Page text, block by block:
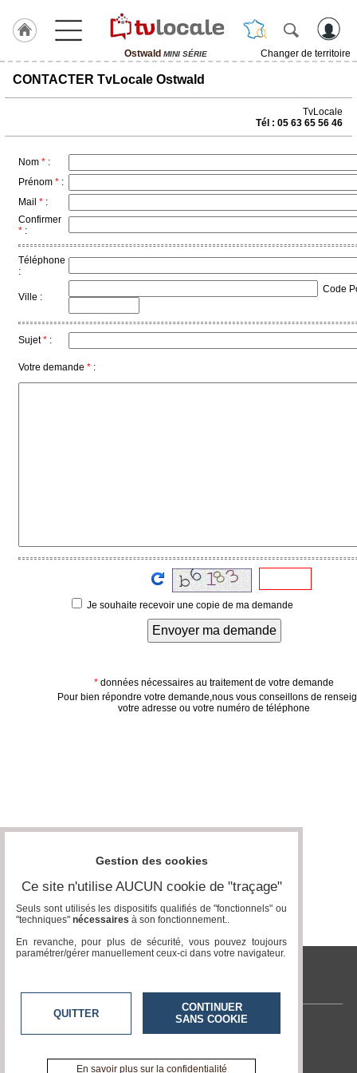
Ostwald MINI SÉRIE
Changer de territoire
J'adhère
Hulcoq
Ostwald
TvLocale
Accueil
RUBRIQUES
Agenda
Gazette
éditeur
CONTACTER TvLocale Ostwald
TvLocale
Tél : 05 63 65 56 46
Nom * :
Prénom * :
Mail * :
Confirmer
* :
Téléphone
:
Ville :
Code
Sujet* :
Votre demande * :
Je souhaite recevoir une copie de ma demande
Envoyer ma demande
* données nécessaires au traitement de votre demande
Pour bien répondre votre demande,nous vous conseillons de
votre adresse ou votre numéro de téléphone
tvlocale.fr
Contactez-nous
A propos de tvlocale.fr
Gestion des cookies
Ce site n'utilise AUCUN cookie de "traçage"
Seuls sont utilisés les dispositifs qualifiés de "fonctionnels" ou
"techniques" nécessaires à son fonctionnement..
En revanche, pour plus de sécurité, vous pouvez toujours
paramétrer/gérer manuellement ceux-ci dans votre navigateur.
QUITTER
CONTINUER
SANS COOKIE
En savoir plus sur la confidentialité